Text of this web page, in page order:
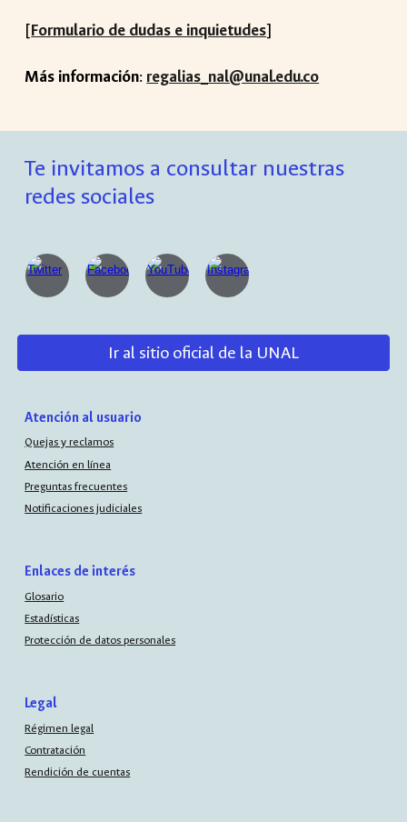
[Formulario de dudas e inquietudes]
Más información: regalias_nal@unal.edu.co
Te invitamos a consultar nuestras
redes sociales
Ir al sitio oficial de la UNAL
Atención al usuario
Quejas y reclamos
Atención en línea
Preguntas frecuentes
Notificaciones judiciales
Enlaces de interés
Glosario
Estadísticas
Protección de datos personales
Legal
Régimen legal
Contratación
Rendición de cuentas